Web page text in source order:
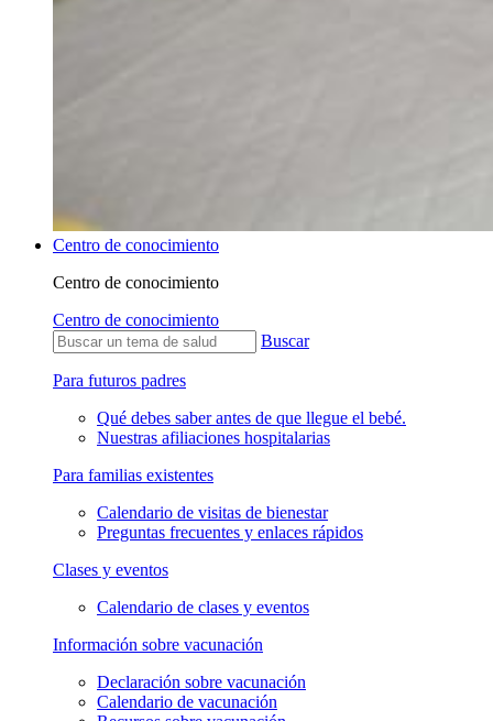
Centro de conocimiento
Centro de conocimiento
Centro de conocimiento
Buscar
Para futuros padres
Qué debes saber antes de que llegue el bebé.
Nuestras afiliaciones hospitalarias
Para familias existentes
Calendario de visitas de bienestar
Preguntas frecuentes y enlaces rápidos
Clases y eventos
Calendario de clases y eventos
Información sobre vacunación
Declaración sobre vacunación
Calendario de vacunación